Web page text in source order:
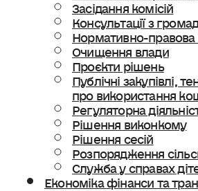
Засідання комісій
Консультації з
Нормативно-правова
Очищення влади
Проєкти рішень
Публічні закупівлі,
про використання
Регуляторна
Рішення виконкому
Рішення сесій
Розпорядження
Служба у справах
Економіка фінанси та